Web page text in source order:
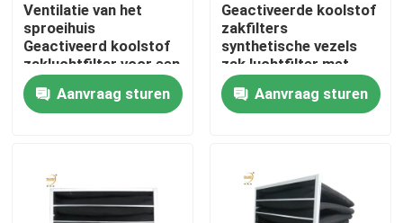
Diepe Plooihepa Filter
Preluchtfilter
De Luchtfilter van de verfcabine
Ventilatie van het
sproeihuis
Geactiveerd koolstof
zakluchtfilter voor een
filtereenheid voor de
ventilator van de
schoonkamer
Aanvraag sturen
Geactiveerde koolstof
zakfilters
synthetische vezels
zak luchtfilter met
aluminium frame
Aanvraag sturen